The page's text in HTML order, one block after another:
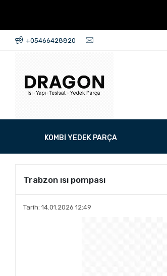
+05466428820
KOMBİ YEDEK PARÇA
Trabzon ısı pompası
Tarih: 14.01.2026 12:49